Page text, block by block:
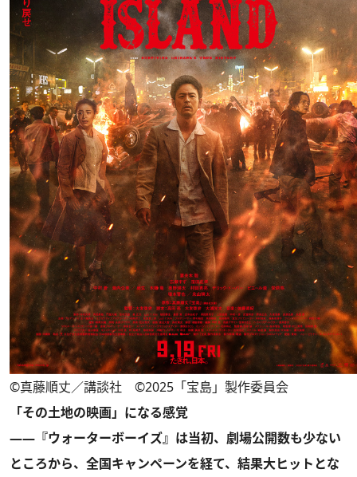
©真藤順丈／講談社 ©2025「宝島」製作委員会
「その土地の映画」になる感覚
――『ウォーターボーイズ』は当初、劇場公開数も少ない
ところから、全国キャンペーンを経て、結果大ヒットとな